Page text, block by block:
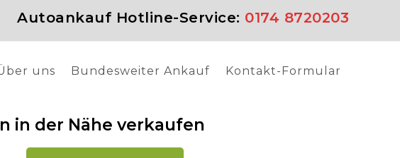
Autoankauf Hotline-Service: 0174 8720203
uns Bundesweiter Ankauf Kontakt-Formular
in der Nähe verkaufen